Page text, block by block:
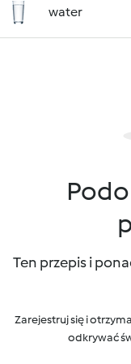
water
Ten przepis i
Zarejestruj się i
odkrywać